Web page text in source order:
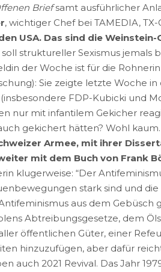
Briefsamt ausführlicher
, wichtiger Chef bei TAMEDIA,
USA. Das sind die Weinstein-
struktureller Sexismus
der Woche ist für die
Sie zeigte letzte Woche in
FDP-Kubicki und
nur mit infantilem Gekicher
gekichert hätten? Wohl kaum.
Armee, mit ihrer
mit dem Buch von Frank
klugerweise: “Der
stark sind und
aus dem
Abtreibungsgesetze, dem
aller öffentlichen Güter, einer
hinzuzufügen, aber dafür
auch 2021 Revival. Das Jahr